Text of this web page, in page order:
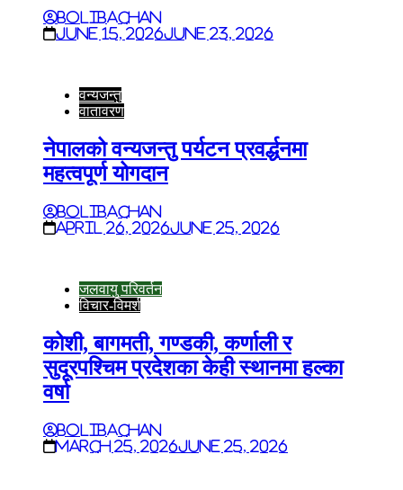
BoliBachan
June 15, 2026June 23, 2026
वन्यजन्तु
वातावरण
नेपालको वन्यजन्तु पर्यटन प्रवर्द्धनमा
महत्वपूर्ण योगदान
BoliBachan
April 26, 2026June 25, 2026
जलवायु परिवर्तन
विचार-विमर्श
कोशी, बागमती, गण्डकी, कर्णाली र
सुदूरपश्चिम प्रदेशका केही स्थानमा हल्का
वर्षा
BoliBachan
March 25, 2026June 25, 2026